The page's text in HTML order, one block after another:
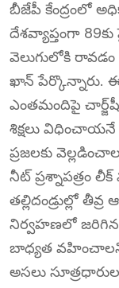
బీజేపీ కేంద్రంలో
దేశవ్యాప్తంగా
వెలుగులోకి
ఖాన్ పేర్కొన్నారు. ఈ
ఎంతమందిపై
శిక్షలు విధించాయనే
ప్రజలకు
నీట్ ప్రశ్నాపత్రం
తల్లిదండ్రుల్లో
నిర్వహణలో జరిగిన
బాధ్యత వహించాలని
అసలు